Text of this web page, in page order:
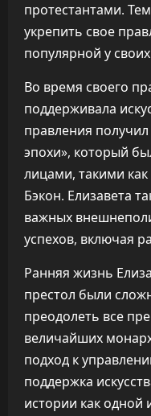
протестантами.
укрепить свое
популярной у
Во время своего
поддерживала
правления
эпохи», который
лицами, такими
Бэкон. Елизавета
важных
успехов, включая
Ранняя жизнь
престол были
преодолеть все
величайших
подход к
поддержка
истории как одной